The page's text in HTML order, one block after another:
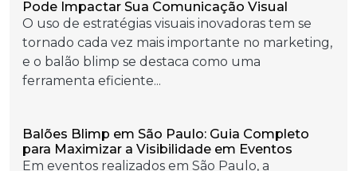
Pode Impactar Sua Comunicação Visual
O uso de estratégias visuais inovadoras tem se
tornado cada vez mais importante no marketing,
e o balão blimp se destaca como uma
ferramenta eficiente...
Balões Blimp em São Paulo: Guia Completo
para Maximizar a Visibilidade em Eventos
Em eventos realizados em São Paulo, a